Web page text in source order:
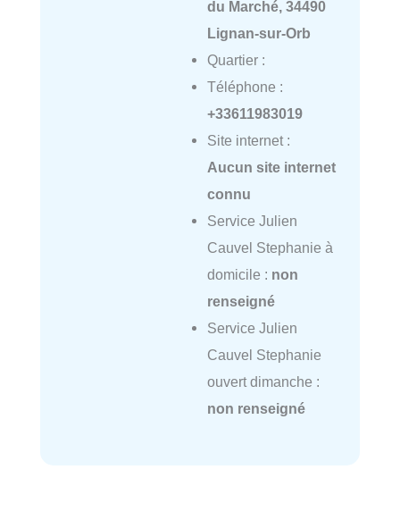
du Marché, 34490
Lignan-sur-Orb
Quartier :
Téléphone :
+33611983019
Site internet :
Aucun site internet
connu
Service Julien
Cauvel Stephanie à
domicile : non
renseigné
Service Julien
Cauvel Stephanie
ouvert dimanche :
non renseigné